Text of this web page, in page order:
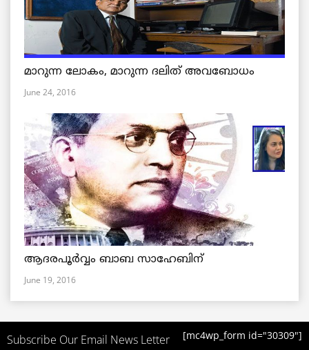
മാറുന്ന ലോകം, മാറുന്ന ദലിത് അവബോധം
June 24, 2016
ആദരപൂര്‍വ്വം ബാബ സാഹേബിന്
June 19, 2016
Subscribe Our Email News Letter [mc4wp_form id="30309"]